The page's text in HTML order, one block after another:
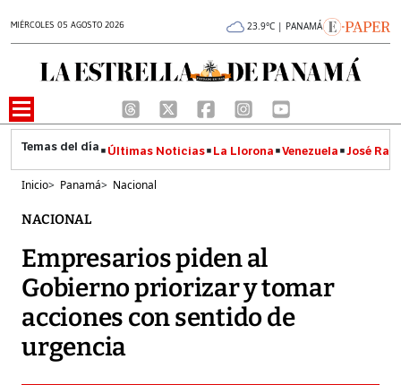
MIÉRCOLES 05 AGOSTO 2026 23.9°C | PANAMÁ
Últimas Noticias La Llorona Venezuela José
Inicio> Panamá> Nacional
NACIONAL
Empresarios piden al
Gobierno priorizar y tomar
acciones con sentido de
urgencia